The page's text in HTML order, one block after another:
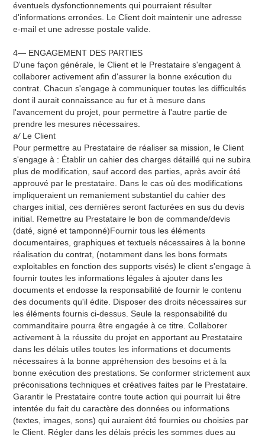
éventuels dysfonctionnements qui pourraient résulter
d'informations erronées. Le Client doit maintenir une adresse
e-mail et une adresse postale valide.
4— ENGAGEMENT DES PARTIES
D'une façon générale, le Client et le Prestataire s'engagent à
collaborer activement afin d'assurer la bonne exécution du
contrat. Chacun s'engage à communiquer toutes les difficultés
dont il aurait connaissance au fur et à mesure dans
l'avancement du projet, pour permettre à l'autre partie de
prendre les mesures nécessaires.
a/ Le Client
Pour permettre au Prestataire de réaliser sa mission, le Client
s'engage à : Établir un cahier des charges détaillé qui ne subira
plus de modification, sauf accord des parties, après avoir été
approuvé par le prestataire. Dans le cas où des modifications
impliqueraient un remaniement substantiel du cahier des
charges initial, ces dernières seront facturées en sus du devis
initial. Remettre au Prestataire le bon de commande/devis
(daté, signé et tamponné)Fournir tous les éléments
documentaires, graphiques et textuels nécessaires à la bonne
réalisation du contrat, (notamment dans les bons formats
exploitables en fonction des supports visés) le client s'engage à
fournir toutes les informations légales à ajouter dans les
documents et endosse la responsabilité de fournir le contenu
des documents qu'il édite. Disposer des droits nécessaires sur
les éléments fournis ci-dessus. Seule la responsabilité du
commanditaire pourra être engagée à ce titre. Collaborer
activement à la réussite du projet en apportant au Prestataire
dans les délais utiles toutes les informations et documents
nécessaires à la bonne appréhension des besoins et à la
bonne exécution des prestations. Se conformer strictement aux
préconisations techniques et créatives faites par le Prestataire.
Garantir le Prestataire contre toute action qui pourrait lui être
intentée du fait du caractère des données ou informations
(textes, images, sons) qui auraient été fournies ou choisies par
le Client. Régler dans les délais précis les sommes dues au